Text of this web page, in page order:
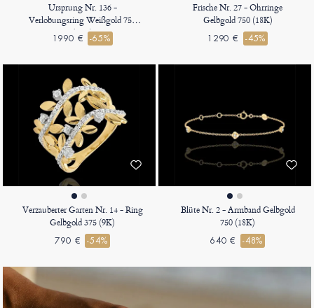
Ursprung Nr. 136 -
Verlobungsring Weißgold 750
(18K)
1990 € -65%
Frische Nr. 27 - Ohrringe
Gelbgold 750 (18K)
1290 € -45%
Verzauberter Garten Nr. 14 - Ring
Gelbgold 375 (9K)
790 € -54%
Blüte Nr. 2 - Armband Gelbgold
750 (18K)
640 € -48%